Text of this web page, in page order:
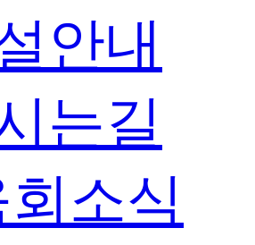
안내
는길
소식